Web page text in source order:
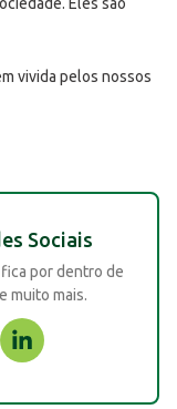
vivida pelos nossos
Sociais
por dentro de
muito mais.